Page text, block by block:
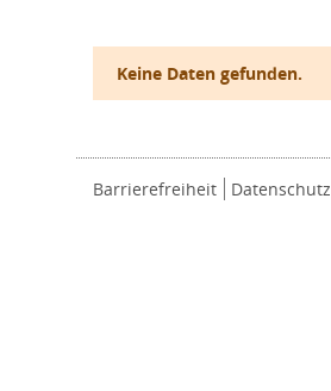
Keine Daten gefunden.
Barrierefreiheit Datenschutz